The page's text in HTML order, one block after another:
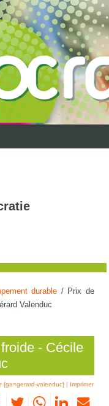
durable / Prix de
Valenduc
- Cécile
{ga=gerard-valenduc}| Imprimer